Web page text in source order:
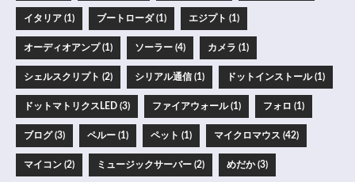
イタリア (1) ブートローダ (1) エジプト (1)
オーディオアンプ (1) ソーラー (4) カメラ (1)
シェルスクリプト (2) シリアル通信 (1) ドットインストール (1)
ドットマトリクスLED (3) ファイアウォール (1) フォロ (1)
ブログ (3) ペルー (1) ペット (1) マイクロマウス (42)
マイコン (2) ミュージックサーバー (2) めだか (3)